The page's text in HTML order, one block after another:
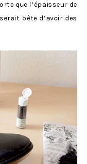
que l’épaisseur de
bête d’avoir des